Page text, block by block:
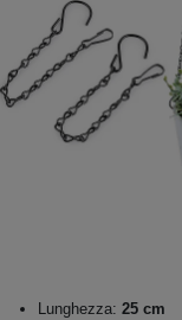
Lunghezza: 25 cm